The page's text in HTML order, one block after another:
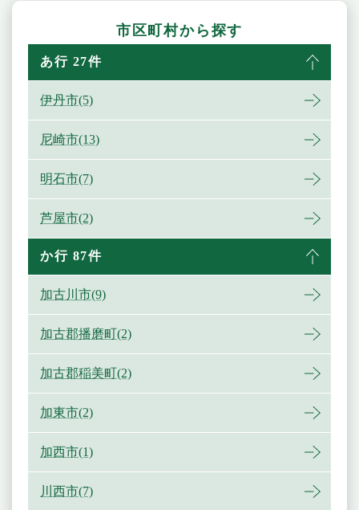
市区町村から探す
あ行 27件
伊丹市(5)
尼崎市(13)
明石市(7)
芦屋市(2)
か行 87件
加古川市(9)
加古郡播磨町(2)
加古郡稲美町(2)
加東市(2)
加西市(1)
川西市(7)